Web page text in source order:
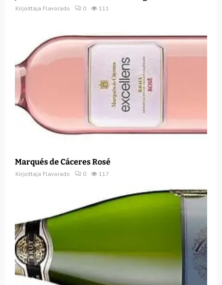
Kirjoittaja Flavorado 0 111
Marqués de Cáceres Rosé
Kirjoittaja Flavorado 0 117